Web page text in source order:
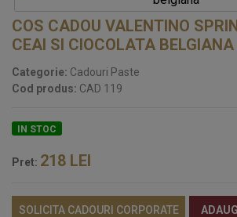
COS CADOU VALENTINO
CEAI SI CIOCOLATA BELGIANA
Categorie: Cadouri Paste
Cod produs: CAD 119
IN STOC
Pret: 218 LEI
SOLICITA CADOURI CORPORATE